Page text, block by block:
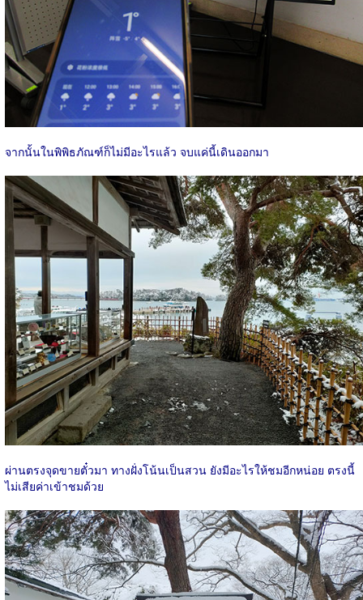
จากนั้นในพิพิธภัณฑ์ก็ไม่มีอะไรแล้ว จบแค่นี้เดินออกมา
ผ่านตรงจุดขายตั๋วมา ทางฝั่งโน้นเป็นสวน ยังมีอะไรให้ชมอีกหน่อย ตรงนี้
ไม่เสียค่าเข้าชมด้วย